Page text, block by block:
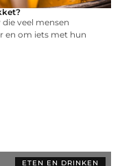
veel mensen
en om iets met hun
ETEN EN DRINKEN